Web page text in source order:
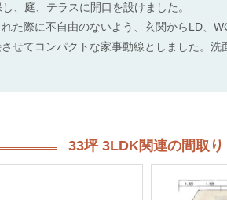
、庭、テラスに開口を設けました。
た際に不自由のないよう、玄関からLD、
させてコンパクトな家事動線としました。
33坪 3LDK関連の間取り